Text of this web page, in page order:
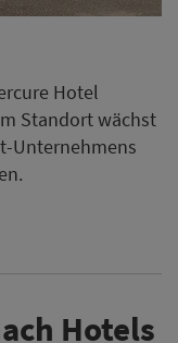
Hotel
Standort wächst
Unternehmens
Hotels